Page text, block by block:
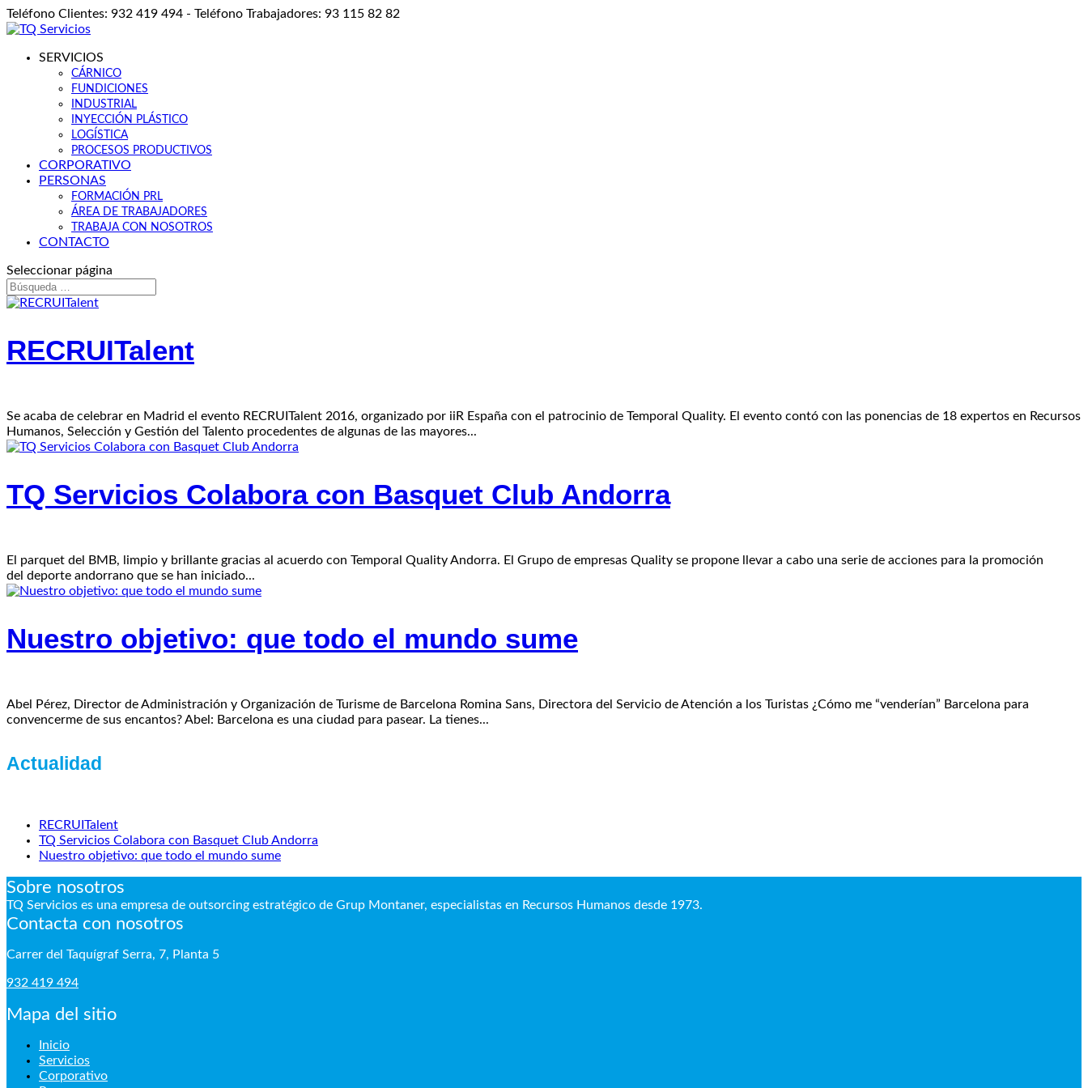
Teléfono Clientes: 932 419 494 - Teléfono Trabajadores: 93 115 82 82
SERVICIOS
CÁRNICO
FUNDICIONES
INDUSTRIAL
INYECCIÓN PLÁSTICO
LOGÍSTICA
PROCESOS PRODUCTIVOS
CORPORATIVO
PERSONAS
FORMACIÓN PRL
ÁREA DE TRABAJADORES
TRABAJA CON NOSOTROS
CONTACTO
Seleccionar página
RECRUITalent
Se acaba de celebrar en Madrid el evento RECRUITalent 2016, organizado por iiR España con el patrocinio de Temporal Quality. El evento contó con las ponencias de 18 expertos en Recursos
Humanos, Selección y Gestión del Talento procedentes de algunas de las mayores...
TQ Servicios Colabora con Basquet Club Andorra
El parquet del BMB, limpio y brillante gracias al acuerdo con Temporal Quality Andorra. El Grupo de empresas Quality se propone llevar a cabo una serie de acciones para la promoción
del deporte andorrano que se han iniciado...
Nuestro objetivo: que todo el mundo sume
Abel Pérez, Director de Administración y Organización de Turisme de Barcelona Romina Sans, Directora del Servicio de Atención a los Turistas ¿Cómo me “venderían” Barcelona para
convencerme de sus encantos? Abel: Barcelona es una ciudad para pasear. La tienes...
Actualidad
RECRUITalent
TQ Servicios Colabora con Basquet Club Andorra
Nuestro objetivo: que todo el mundo sume
Sobre nosotros
TQ Servicios es una empresa de outsorcing estratégico de Grup Montaner, especialistas en Recursos Humanos desde 1973.
Contacta con nosotros
Carrer del Taquígraf Serra, 7, Planta 5
932 419 494
Mapa del sitio
Inicio
Servicios
Corporativo